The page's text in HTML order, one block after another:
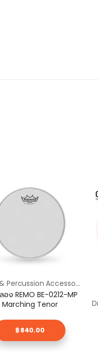
Drum & Percussion Accessories / อุปกรณ์กลองและเครื่องเพอร์คัชชัน
ง REMO BE-0212-MP
Marching Tenor
฿ 840.00